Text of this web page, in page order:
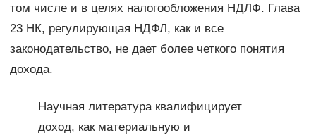
том числе и в целях налогообложения НДЛФ. Глава
23 НК, регулирующая НДФЛ, как и все
законодательство, не дает более четкого понятия
дохода.
Научная литература квалифицирует
доход, как материальную и